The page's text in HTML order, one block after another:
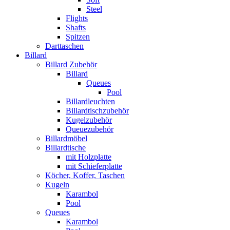
Steel
Flights
Shafts
Spitzen
Darttaschen
Billard
Billard Zubehör
Billard
Queues
Pool
Billardleuchten
Billardtischzubehör
Kugelzubehör
Queuezubehör
Billardmöbel
Billardtische
mit Holzplatte
mit Schieferplatte
Köcher, Koffer, Taschen
Kugeln
Karambol
Pool
Queues
Karambol